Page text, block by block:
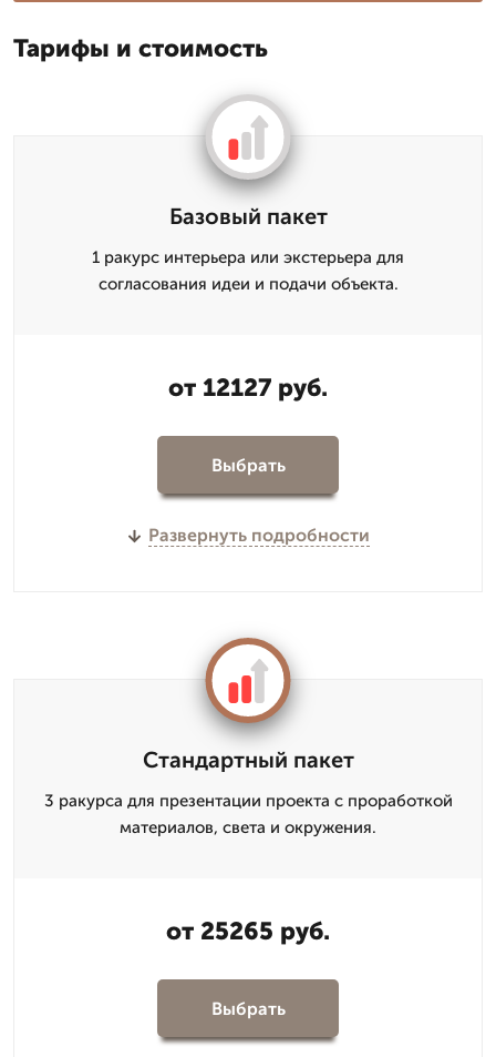
Тарифы и стоимость
Базовый пакет
1 ракурс интерьера или экстерьера для
согласования идеи и подачи объекта.
от 12127 руб.
Выбрать
Развернуть подробности
Стандартный пакет
3 ракурса для презентации проекта с проработкой
материалов, света и окружения.
от 25265 руб.
Выбрать